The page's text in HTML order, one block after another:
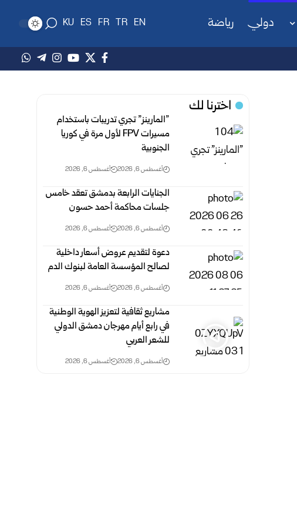
دولي رياضة EN
TR
FR
ES
KU
اخترنا لك
‏”المارينز” تجري تدريبات باستخدام
مسيرات ‏FPV‏ لأول مرة في كوريا
الجنوبية
أغسطس 6, 2026 أغسطس 6, 2026
الجنايات الرابعة بدمشق تعقد خامس
جلسات محاكمة أحمد حسون
أغسطس 6, 2026 أغسطس 6, 2026
دعوة لتقديم عروض أسعار داخلية
لصالح المؤسسة العامة لبنوك الدم
أغسطس 6, 2026 أغسطس 6, 2026
مشاريع ثقافية لتعزيز الهوية الوطنية
في رابع أيام مهرجان دمشق الدولي
للشعر العربي
أغسطس 6, 2026 أغسطس 6, 2026